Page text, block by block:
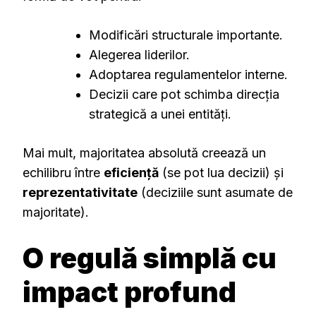
Modificări structurale importante.
Alegerea liderilor.
Adoptarea regulamentelor interne.
Decizii care pot schimba direcția
strategică a unei entități.
Mai mult, majoritatea absolută creează un
echilibru între eficiență (se pot lua decizii) și
reprezentativitate (deciziile sunt asumate de
majoritate).
O regulă simplă cu
impact profund